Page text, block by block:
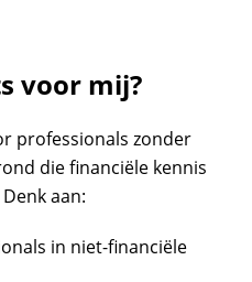
voor mij?
professionals zonder
die financiële kennis
aan:
in niet-financiële